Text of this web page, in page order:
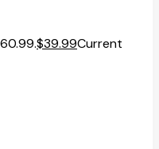
$39.99Current